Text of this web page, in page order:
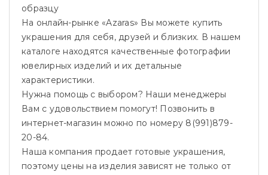
образцу
На онлайн-рынке «Azaras» Вы можете купить
украшения для себя, друзей и близких. В нашем
каталоге находятся качественные фотографии
ювелирных изделий и их детальные
характеристики.
Нужна помощь с выбором? Наши менеджеры
Вам с удовольствием помогут! Позвонить в
интернет-магазин можно по номеру 8(991)879-
20-84.
Наша компания продает готовые украшения,
поэтому цены на изделия зависят не только от